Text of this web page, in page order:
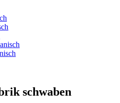
schwaben